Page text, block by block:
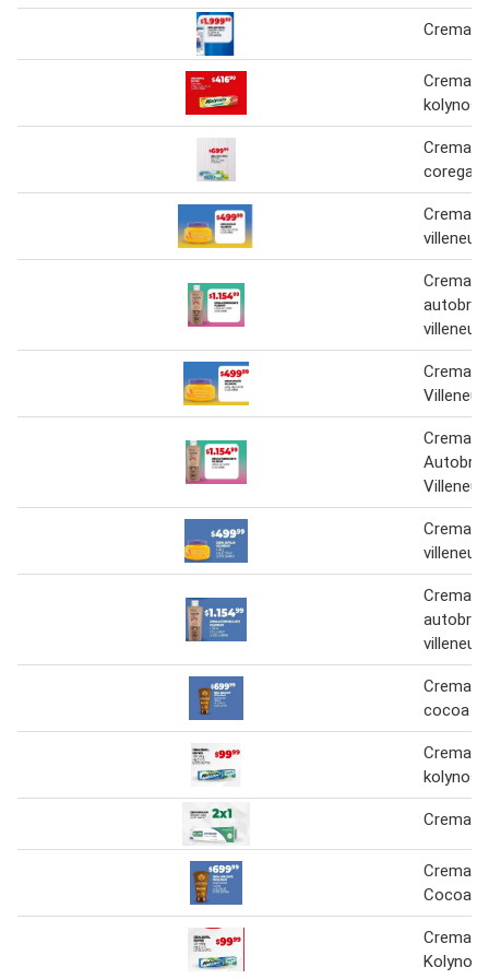
Crema
Crema
kolynos
Crema
corega
Crema
Crema
Crema
Crema
Crema
Crema
Crema
cocoa
Crema
kolynos
Crema
Crema
Cocoa
Crema
Kolynos